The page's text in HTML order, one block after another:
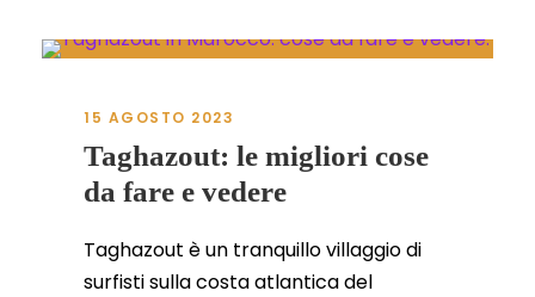
15 AGOSTO 2023
Taghazout: le migliori cose
da fare e vedere
Taghazout è un tranquillo villaggio di
surfisti sulla costa atlantica del